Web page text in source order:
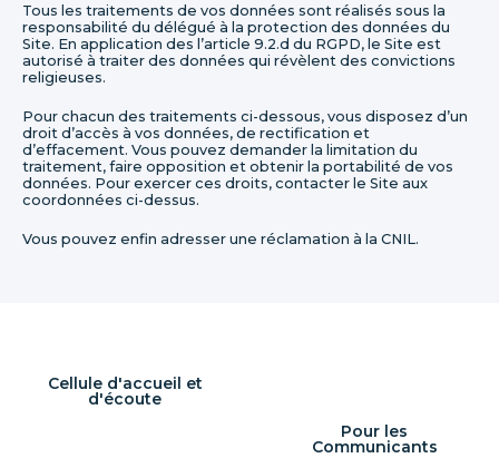
Tous les traitements de vos données sont réalisés sous la
responsabilité du délégué à la protection des données du
Site. En application des l’article 9.2.d du RGPD, le Site est
autorisé à traiter des données qui révèlent des convictions
religieuses.
Pour chacun des traitements ci-dessous, vous disposez d’un
droit d’accès à vos données, de rectification et
d’effacement. Vous pouvez demander la limitation du
traitement, faire opposition et obtenir la portabilité de vos
données. Pour exercer ces droits, contacter le Site aux
coordonnées ci-dessus.
Vous pouvez enfin adresser une réclamation à la CNIL.
Cellule d'accueil et
d'écoute
Pour les
Communicants